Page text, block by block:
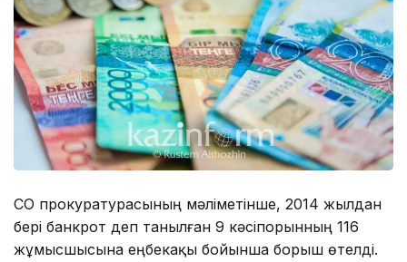
СҚО прокуратурасының мәліметінше, 2014 жылдан
бері банкрот деп танылған 9 кәсіпорынның 116
жұмысшысына еңбекақы бойынша борыш өтелді.